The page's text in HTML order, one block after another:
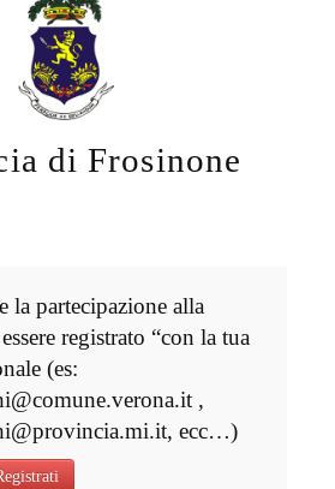
di Frosinone
la partecipazione alla
registrato “con la tua
(es:
,
ecc…)